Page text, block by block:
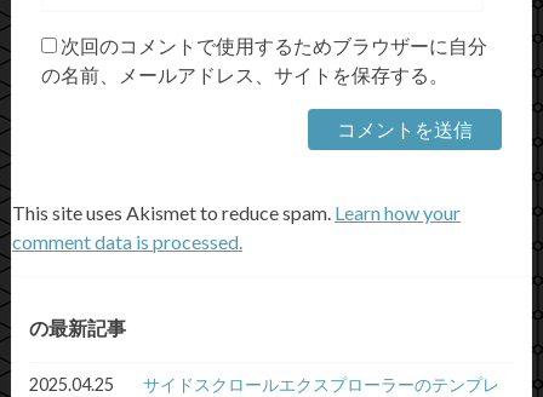
次回のコメントで使用するためブラウザーに自分
の名前、メールアドレス、サイトを保存する。
This site uses Akismet to reduce spam. Learn how your
comment data is processed.
の最新記事
2025.04.25
サイドスクロールエクスプローラーのテンプレ